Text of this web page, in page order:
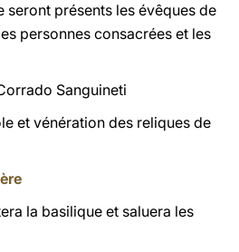
seront présents les évêques de
personnes consacrées et les
Sanguineti
et vénération des reliques de
la basilique et saluera les